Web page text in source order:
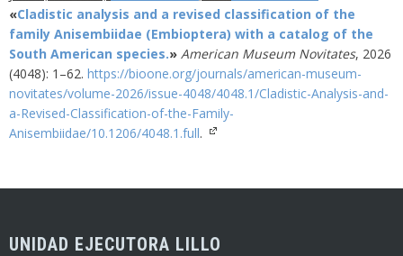
«Cladistic analysis and a revised classification of the
family Anisembiidae (Embioptera) with a catalog of the
South American species.» American Museum Novitates, 2026
(4048): 1–62. https://bioone.org/journals/american-museum-
novitates/volume-2026/issue-4048/4048.1/Cladistic-Analysis-and-
a-Revised-Classification-of-the-Family-
Anisembiidae/10.1206/4048.1.full.
UNIDAD EJECUTORA LILLO